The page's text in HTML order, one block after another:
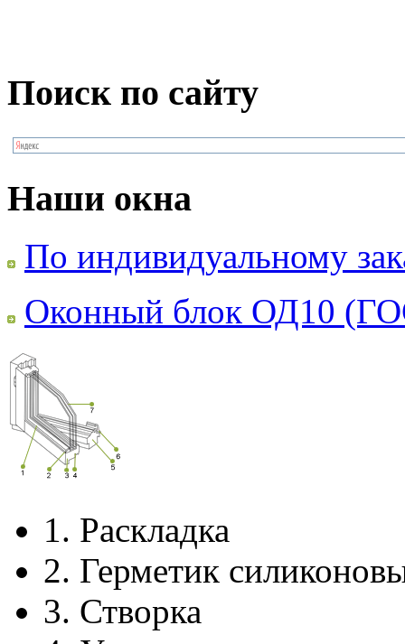
Поиск по сайту
Наши окна
По индивидуальному
Оконный блок ОД10
1. Раскладка
2. Герметик
3. Створка